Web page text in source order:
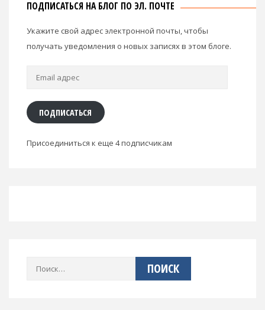
ПОДПИСАТЬСЯ НА БЛОГ ПО ЭЛ. ПОЧТЕ
Укажите свой адрес электронной почты, чтобы
получать уведомления о новых записях в этом блоге.
Email
ПОДПИСАТЬСЯ
Присоединиться к еще 4 подписчикам
Найти: